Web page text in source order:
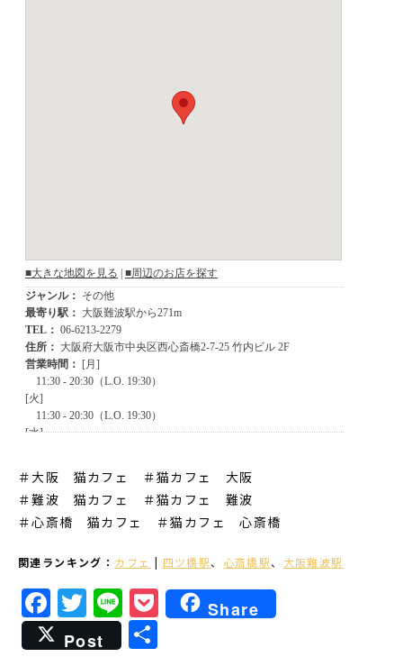
＃大阪 猫カフェ ＃猫カフェ 大阪
＃難波 猫カフェ
＃猫カフェ 難波
＃心斎橋 猫カフェ
＃猫カフェ 心斎橋
関連ランキング： カフェ | 四ツ橋駅、 心斎橋駅、 大阪難波駅
Facebook
Twitter
LinePocket
Share
Post
共